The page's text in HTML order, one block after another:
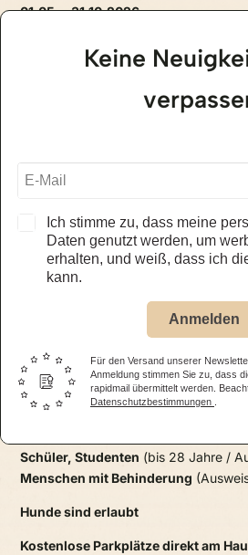
01.05. – 31.10.2026
alle Öffnungszeiten –
01.05. – 31.10.2026
täglich, ab 11.30 Uhr
alle Öffnungszeiten –
Eintrittspreis
Kinder (6-15 Jahre) 8,50 €
Familienticket(2 Eltern oder
Schüler, Studenten (bis 28 Jahre /
Menschen mit Behinderung
Hunde sind erlaubt
Kostenlose Parkplätze direkt am
Keine
Ich stimme zu, dass meine
Daten genutzt werden, um
erhalten, und weiß, dass ich
kann.
Anmelden
Für den Versand unserer
Anmeldung stimmen Sie zu, dass
rapidmail übermittelt werden.
Datenschutzbestimmungen